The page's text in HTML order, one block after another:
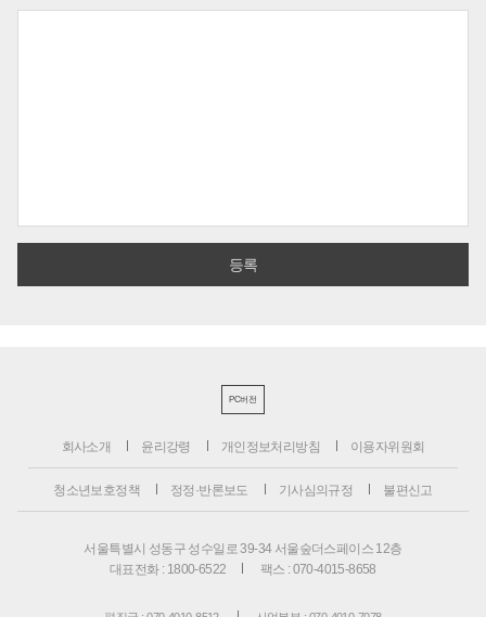
PC버전
회사소개 윤리강령 개인정보처리방침 이용자위원회
청소년보호정책 정정·반론보도 기사심의규정 불편신고
서울특별시 성동구 성수일로 39-34 서울숲더스페이스 12층
대표전화 : 1800-6522
팩스 : 070-4015-8658